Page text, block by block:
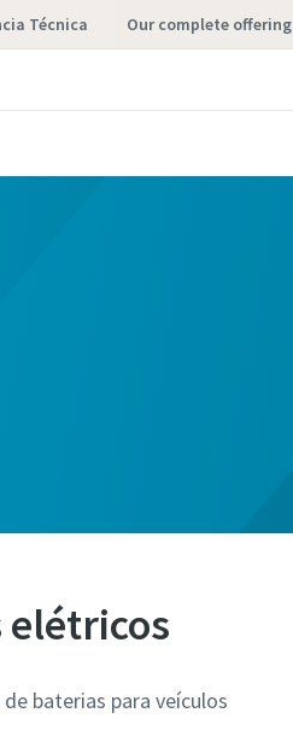
Técnica our complete offering
elétricos
baterias para veículos